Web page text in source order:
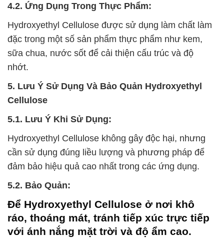
4.2. Ứng Dụng Trong Thực Phẩm:
Hydroxyethyl Cellulose được sử dụng làm chất làm
đặc trong một số sản phẩm thực phẩm như kem,
sữa chua, nước sốt để cải thiện cấu trúc và độ
nhớt.
5. Lưu Ý Sử Dụng Và Bảo Quản Hydroxyethyl
Cellulose
5.1. Lưu Ý Khi Sử Dụng:
Hydroxyethyl Cellulose không gây độc hại, nhưng
cần sử dụng đúng liều lượng và phương pháp để
đảm bảo hiệu quả cao nhất trong các ứng dụng.
5.2. Bảo Quản:
Để Hydroxyethyl Cellulose ở nơi khô
ráo, thoáng mát, tránh tiếp xúc trực tiếp
với ánh nắng mặt trời và độ ẩm cao.